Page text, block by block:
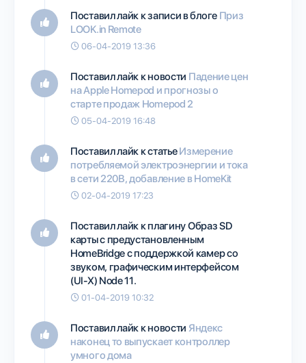
Поставил лайк к записи в блоге Приз
LOOK.in Remote
06-04-2019 13:36
Поставил лайк к новости Падение цен
на Apple Homepod и прогнозы о
старте продаж Homepod 2
05-04-2019 16:48
Поставил лайк к статьеИзмерение
потребляемой электроэнергии и тока
в сети 220В, добавление в HomeKit
02-04-2019 17:23
Поставил лайк к плагинуОбраз SD
карты с предустановленным
HomeBridge с поддержкой камер со
звуком, графическим интерфейсом
(UI-X) Node 11.
01-04-2019 10:32
Поставил лайк к новости Яндекс
наконец то выпускает контроллер
умного дома